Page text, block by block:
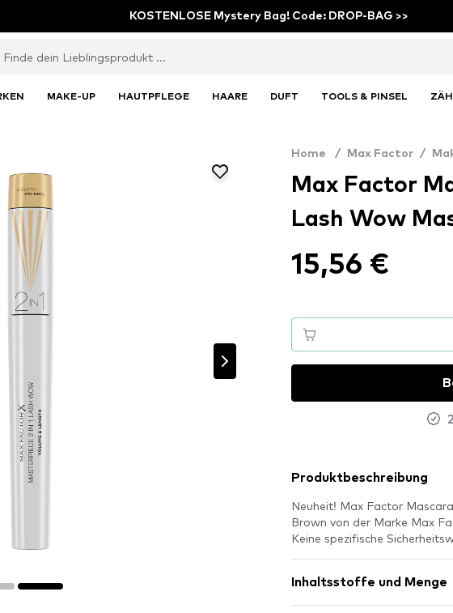
KOSTENLOSE Mystery Bag! Code: DROP-BAG >>
MAKE-UP HAUTPFLEGE HAARE DUFT TOOLS & PINSEL
Home / Max Factor /
Max Factor
Lash Wow
15,56 €
Produktbeschreibung
Neuheit! Max Factor
Brown von der Marke Max
Keine spezifische
Inhaltsstoffe und Menge